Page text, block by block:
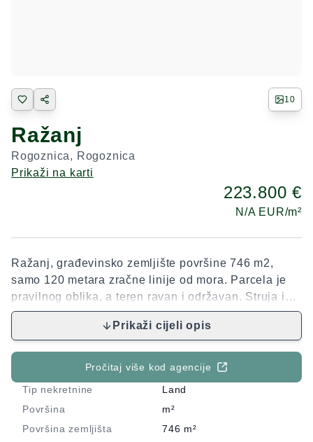
10
Ražanj
Rogoznica, Rogoznica
Prikaži na karti
223.800 €
N/A EUR/m²
Ražanj, građevinsko zemljište površine 746 m2,
samo 120 metara zračne linije od mora. Parcela je
pravilnog oblika, a teren ravan i održavan. Struja i
voda su odmah pored parcele. Za sva ostala pitanja,
stojim na raspolaganju.Prikaži cijeli opis
Pročitaj više kod agencije
Tip nekretnine
Land
Površina
m²
Površina zemljišta
746 m²